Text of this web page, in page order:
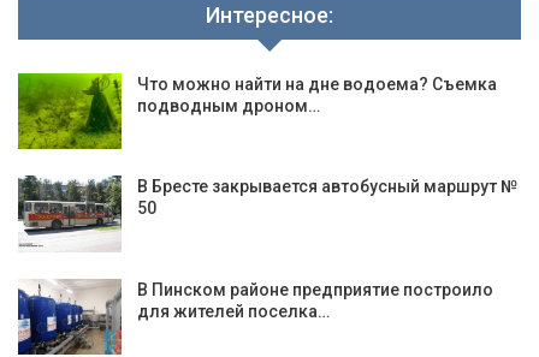
Интересное:
Что можно найти на дне водоема? Съемка
подводным дроном…
В Бресте закрывается автобусный маршрут №
50
В Пинском районе предприятие построило
для жителей поселка…